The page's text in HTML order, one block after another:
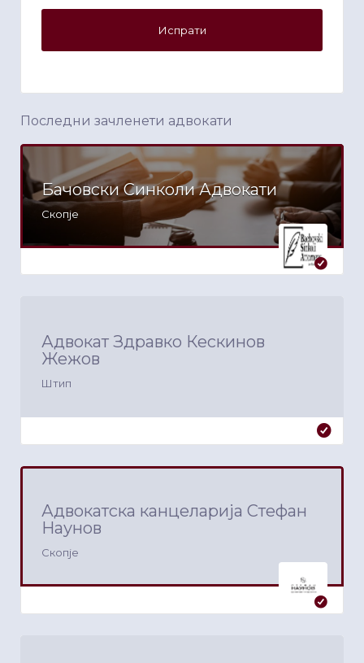
Последни зачленети адвокати
Бачовски Синколи Адвокати
Скопје
Адвокат Здравко Кескинов
Жежов
Штип
Адвокатска канцеларија Стефан
Наунов
Скопје